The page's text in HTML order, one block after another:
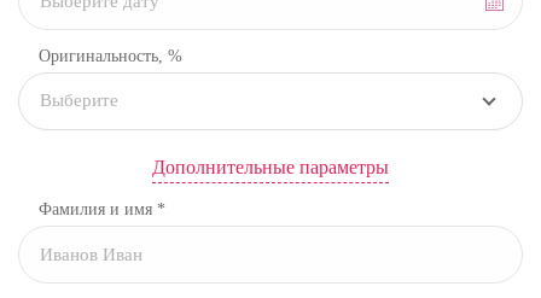
Оригинальность, %
Выберите
Дополнительные параметры
Фамилия и имя *